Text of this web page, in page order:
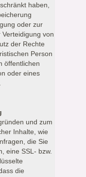
haben,
oder zur
Verteidigung von
der Rechte
Person
öffentlichen
oder eines
und zum
Inhalte, wie
die Sie
eine SSL- bzw.
die